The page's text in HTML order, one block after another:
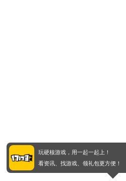
玩硬核游戏，用一起一起上！
看资讯、找游戏、领礼包更方便！